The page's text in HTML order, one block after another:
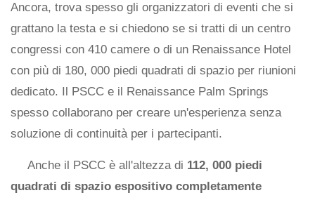
Ancora, trova spesso gli organizzatori di eventi che si
grattano la testa e si chiedono se si tratti di un centro
congressi con 410 camere o di un Renaissance Hotel
con più di 180, 000 piedi quadrati di spazio per riunioni
dedicato. Il PSCC e il Renaissance Palm Springs
spesso collaborano per creare un'esperienza senza
soluzione di continuità per i partecipanti.
Anche il PSCC è all'altezza di 112, 000 piedi
quadrati di spazio espositivo completamente